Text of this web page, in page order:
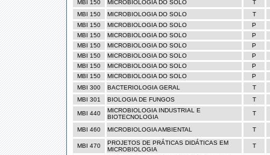
MBI 150
MICROBIOLOGIA DO SOLO
T
MBI 150
MICROBIOLOGIA DO SOLO
T
MBI 150
MICROBIOLOGIA DO SOLO
P
MBI 150
MICROBIOLOGIA DO SOLO
P
MBI 150
MICROBIOLOGIA DO SOLO
P
MBI 150
MICROBIOLOGIA DO SOLO
P
MBI 150
MICROBIOLOGIA DO SOLO
P
MBI 150
MICROBIOLOGIA DO SOLO
P
MBI 300
BACTERIOLOGIA GERAL
T
MBI 301
BIOLOGIA DE FUNGOS T
MBI 440
MICROBIOLOGIA INDUSTRIAL E
BIOTECNOLOGIA
T
MBI 460 MICROBIOLOGIA AMBIENTAL T
MBI 470
PROJETOS DE PRÁTICAS DIDÁTICAS EM
MICROBIOLOGIA
T